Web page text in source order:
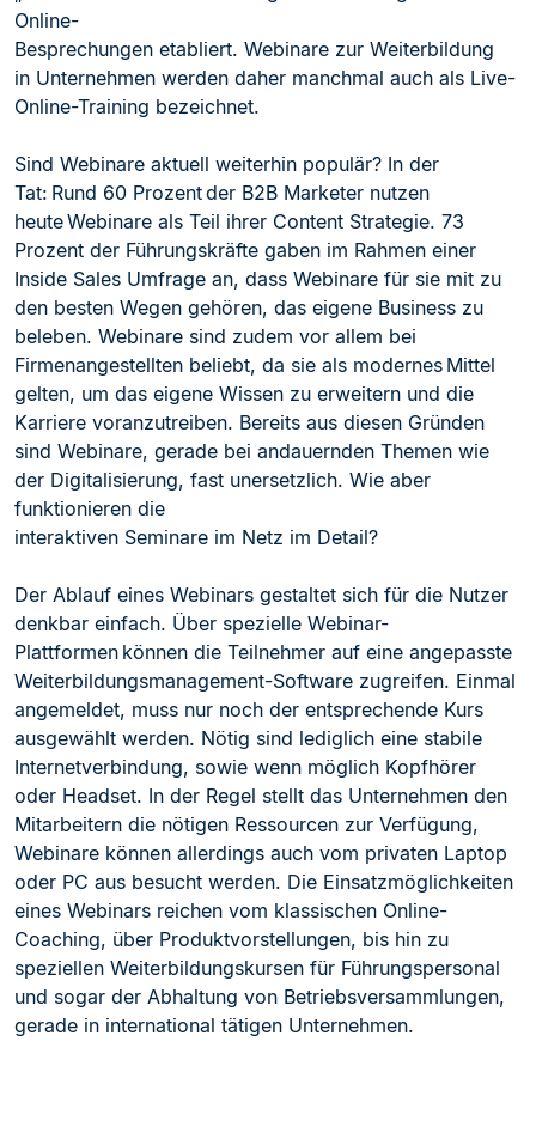
Online-
Besprechungen etabliert. Webinare zur Weiterbildung
in Unternehmen werden daher manchmal auch als Live-
Online-Training bezeichnet.
Sind Webinare aktuell weiterhin populär? In der
Tat: Rund 60 Prozent der B2B Marketer nutzen
heute Webinare als Teil ihrer Content Strategie. 73
Prozent der Führungskräfte gaben im Rahmen einer
Inside Sales Umfrage an, dass Webinare für sie mit zu
den besten Wegen gehören, das eigene Business zu
beleben. Webinare sind zudem vor allem bei
Firmenangestellten beliebt, da sie als modernes Mittel
gelten, um das eigene Wissen zu erweitern und die
Karriere voranzutreiben. Bereits aus diesen Gründen
sind Webinare, gerade bei andauernden Themen wie
der Digitalisierung, fast unersetzlich. Wie aber
funktionieren die
interaktiven Seminare im Netz im Detail?
Der Ablauf eines Webinars gestaltet sich für die Nutzer
denkbar einfach. Über spezielle Webinar-
Plattformen können die Teilnehmer auf eine angepasste
Weiterbildungsmanagement-Software zugreifen. Einmal
angemeldet, muss nur noch der entsprechende Kurs
ausgewählt werden. Nötig sind lediglich eine stabile
Internetverbindung, sowie wenn möglich Kopfhörer
oder Headset. In der Regel stellt das Unternehmen den
Mitarbeitern die nötigen Ressourcen zur Verfügung,
Webinare können allerdings auch vom privaten Laptop
oder PC aus besucht werden. Die Einsatzmöglichkeiten
eines Webinars reichen vom klassischen Online-
Coaching, über Produktvorstellungen, bis hin zu
speziellen Weiterbildungskursen für Führungspersonal
und sogar der Abhaltung von Betriebsversammlungen,
gerade in international tätigen Unternehmen.